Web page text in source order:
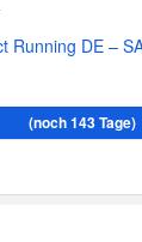
Running DE –
(noch 143 Tage)